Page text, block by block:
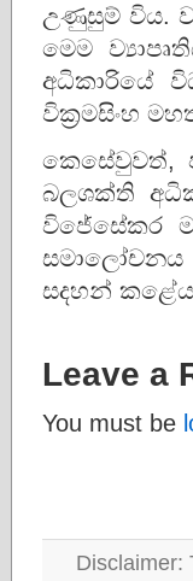
උණුසුම් විය.
මෙම
අධිකාරියේ
වික්‍රමසිංහ
කෙසේවුවත්,
බලශක්ති
විජේසේකර
සමාලෝචනය
සදහන්
Leave a
You must be
Disclaimer: